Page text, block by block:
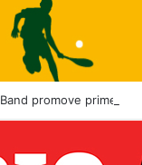
Band promove primeiro